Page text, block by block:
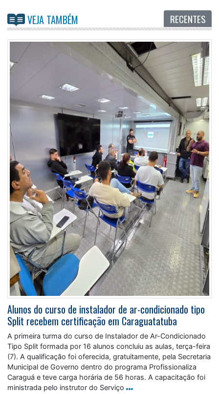
VEJA TAMBÉM RECENTES
Alunos do curso de instalador de ar-condicionado tipo
Split recebem certificação em Caraguatatuba
A primeira turma do curso de Instalador de Ar-Condicionado
Tipo Split formada por 16 alunos concluiu as aulas, terça-feira
(7). A qualificação foi oferecida, gratuitamente, pela Secretaria
Municipal de Governo dentro do programa Profissionaliza
Caraguá e teve carga horária de 56 horas. A capacitação foi
ministrada pelo instrutor do Serviço